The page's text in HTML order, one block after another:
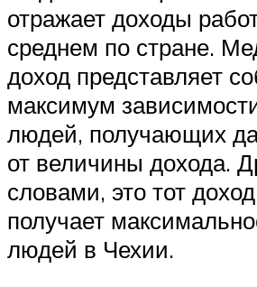
отражает доходы
среднем по стране.
доход представляет
максимум
людей, получающих
от величины дохода.
словами, это тот
получает
людей в Чехии.